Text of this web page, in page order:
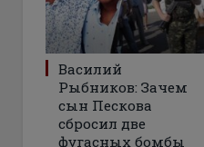
Василий
Рыбников: Зачем
сын Пескова
сбросил две
фугасных бомбы